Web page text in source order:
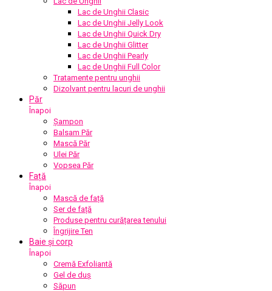
Lac de Unghii Clasic
Lac de Unghii Jelly Look
Lac de Unghii Quick Dry
Lac de Unghii Glitter
Lac de Unghii Pearly
Lac de Unghii Full Color
Tratamente pentru unghii
Dizolvant pentru lacuri de unghii
Păr
Înapoi
Șampon
Balsam Păr
Mască Păr
Ulei Păr
Vopsea Păr
Față
Înapoi
Mască de față
Ser de față
Produse pentru curățarea tenului
Îngrijire Ten
Baie și corp
Înapoi
Cremă Exfoliantă
Gel de duș
Săpun